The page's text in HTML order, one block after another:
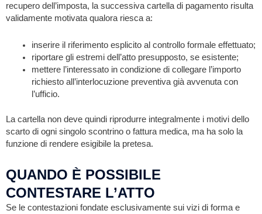
recupero dell’imposta, la successiva cartella di pagamento risulta
validamente motivata qualora riesca a:
inserire il riferimento esplicito al controllo formale effettuato;
riportare gli estremi dell’atto presupposto, se esistente;
mettere l’interessato in condizione di collegare l’importo
richiesto all’interlocuzione preventiva già avvenuta con
l’ufficio.
La cartella non deve quindi riprodurre integralmente i motivi dello
scarto di ogni singolo scontrino o fattura medica, ma ha solo la
funzione di rendere esigibile la pretesa.
QUANDO È POSSIBILE
CONTESTARE L’ATTO
Se le contestazioni fondate esclusivamente sui vizi di forma e